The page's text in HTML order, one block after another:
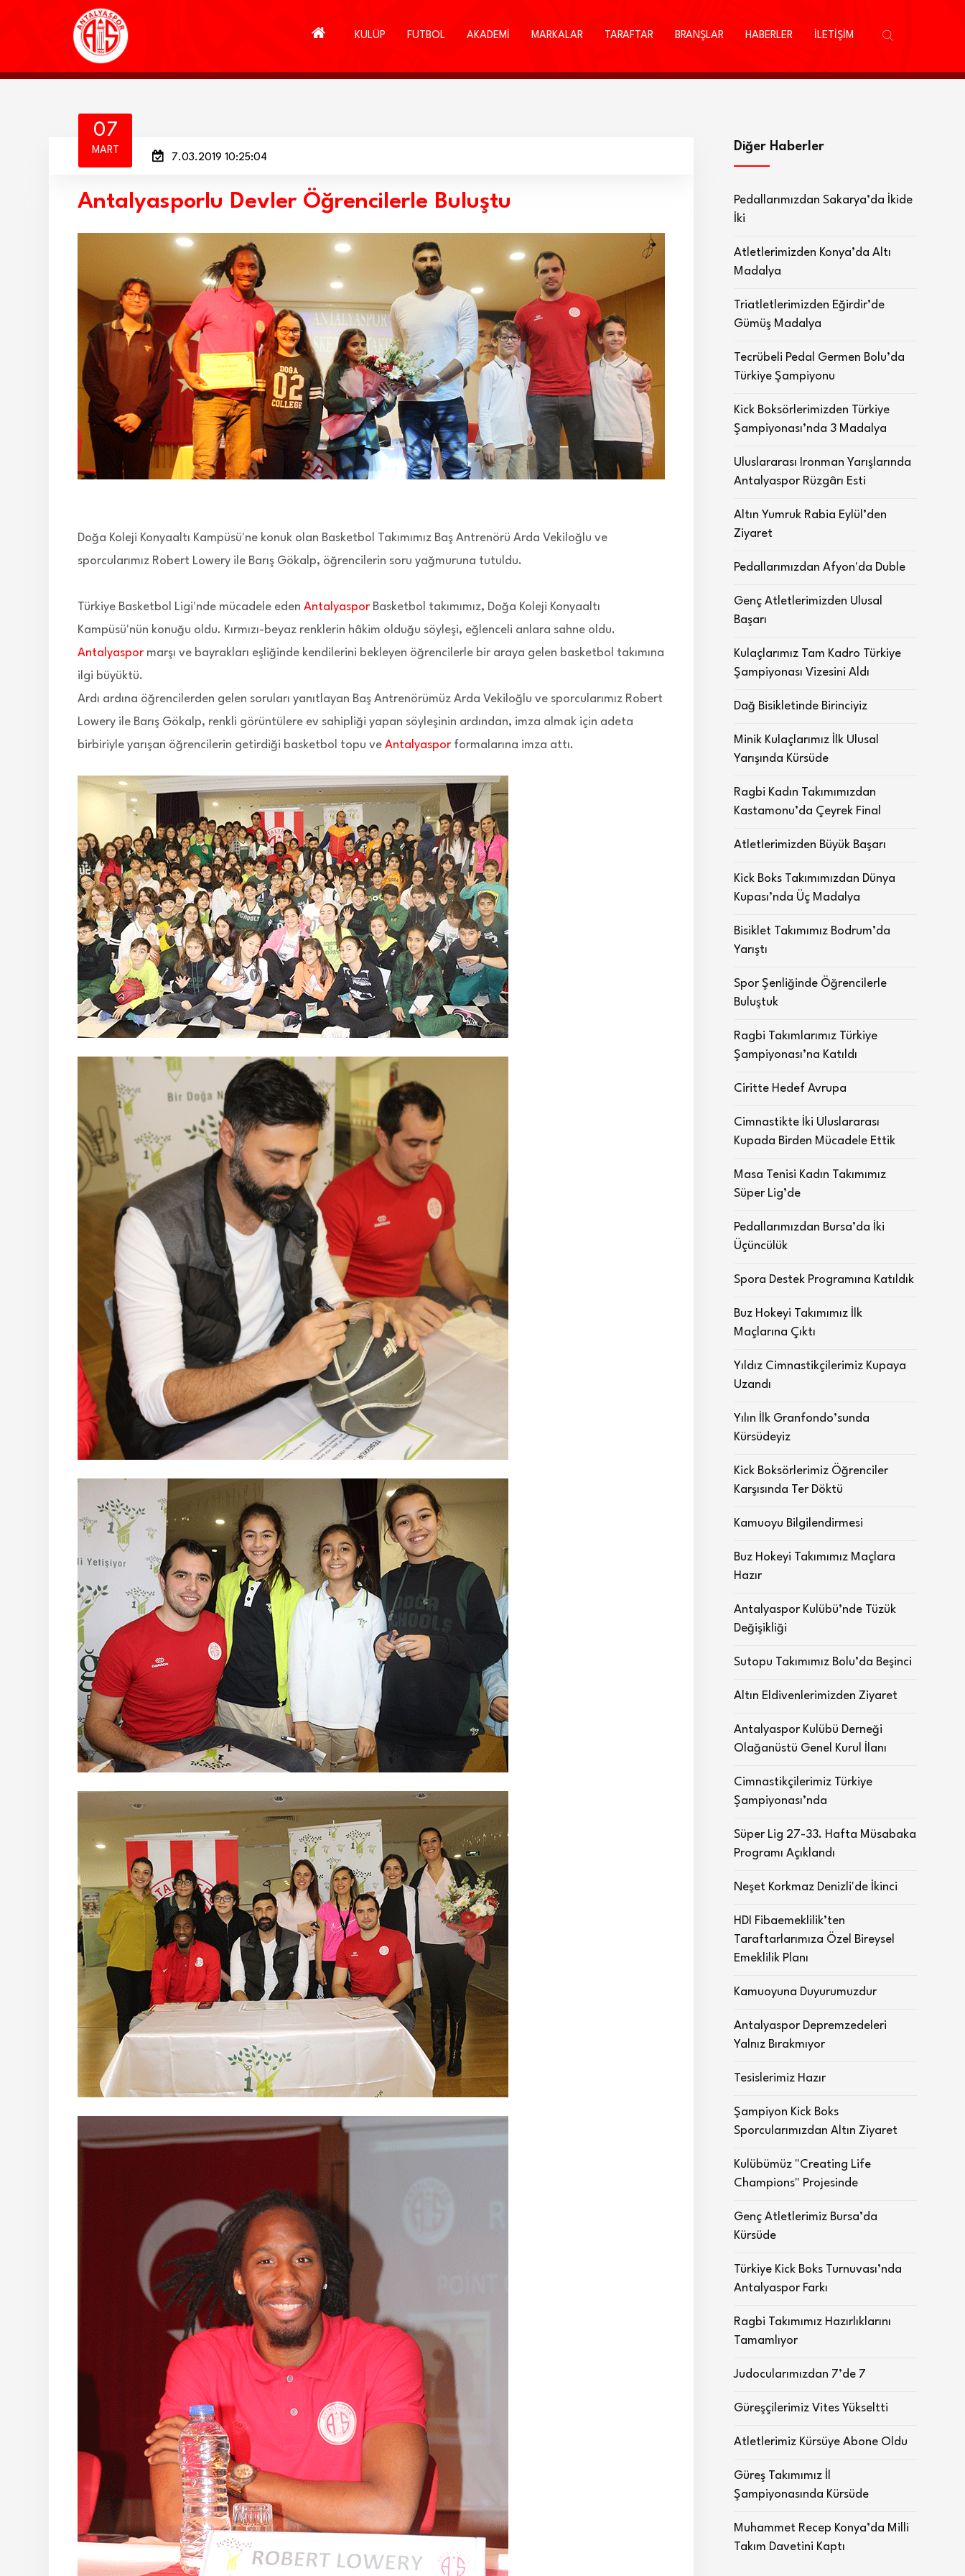
KULÜP FUTBOL AKADEMİ MARKALAR TARAFTAR BRANŞLAR HABERLER İLETİŞİM
07
MART
7.03.2019 10:25:04
Antalyasporlu Devler Öğrencilerle Buluştu
Doğa Koleji Konyaaltı Kampüsü'ne konuk olan Basketbol Takımımız Baş Antrenörü Arda Vekiloğlu ve
sporcularımız Robert Lowery ile Barış Gökalp, öğrencilerin soru yağmuruna tutuldu.
Türkiye Basketbol Ligi'nde mücadele eden Antalyaspor Basketbol takımımız, Doğa Koleji Konyaaltı
Kampüsü'nün konuğu oldu. Kırmızı-beyaz renklerin hâkim olduğu söyleşi, eğlenceli anlara sahne oldu.
Antalyaspor marşı ve bayrakları eşliğinde kendilerini bekleyen öğrencilerle bir araya gelen basketbol takımına
ilgi büyüktü.
Ardı ardına öğrencilerden gelen soruları yanıtlayan Baş Antrenörümüz Arda Vekiloğlu ve sporcularımız Robert
Lowery ile Barış Gökalp, renkli görüntülere ev sahipliği yapan söyleşinin ardından, imza almak için adeta
birbiriyle yarışan öğrencilerin getirdiği basketbol topu ve Antalyaspor formalarına imza attı.
Diğer Haberler
Pedallarımızdan Sakarya’da İkide
İki
Atletlerimizden Konya’da Altı
Madalya
Triatletlerimizden Eğirdir’de
Gümüş Madalya
Tecrübeli Pedal Germen Bolu’da
Türkiye Şampiyonu
Kick Boksörlerimizden Türkiye
Şampiyonası’nda 3 Madalya
Uluslararası Ironman Yarışlarında
Antalyaspor Rüzgârı Esti
Altın Yumruk Rabia Eylül’den
Ziyaret
Pedallarımızdan Afyon'da Duble
Genç Atletlerimizden Ulusal
Başarı
Kulaçlarımız Tam Kadro Türkiye
Şampiyonası Vizesini Aldı
Dağ Bisikletinde Birinciyiz
Minik Kulaçlarımız İlk Ulusal
Yarışında Kürsüde
Ragbi Kadın Takımımızdan
Kastamonu’da Çeyrek Final
Atletlerimizden Büyük Başarı
Kick Boks Takımımızdan Dünya
Kupası’nda Üç Madalya
Bisiklet Takımımız Bodrum’da
Yarıştı
Spor Şenliğinde Öğrencilerle
Buluştuk
Ragbi Takımlarımız Türkiye
Şampiyonası’na Katıldı
Ciritte Hedef Avrupa
Cimnastikte İki Uluslararası
Kupada Birden Mücadele Ettik
Masa Tenisi Kadın Takımımız
Süper Lig’de
Pedallarımızdan Bursa’da İki
Üçüncülük
Spora Destek Programına Katıldık
Buz Hokeyi Takımımız İlk
Maçlarına Çıktı
Yıldız Cimnastikçilerimiz Kupaya
Uzandı
Yılın İlk Granfondo’sunda
Kürsüdeyiz
Kick Boksörlerimiz Öğrenciler
Karşısında Ter Döktü
Kamuoyu Bilgilendirmesi
Buz Hokeyi Takımımız Maçlara
Hazır
Antalyaspor Kulübü’nde Tüzük
Değişikliği
Sutopu Takımımız Bolu’da Beşinci
Altın Eldivenlerimizden Ziyaret
Antalyaspor Kulübü Derneği
Olağanüstü Genel Kurul İlanı
Cimnastikçilerimiz Türkiye
Şampiyonası’nda
Süper Lig 27-33. Hafta Müsabaka
Programı Açıklandı
Neşet Korkmaz Denizli'de İkinci
HDI Fibaemeklilik’ten
Taraftarlarımıza Özel Bireysel
Emeklilik Planı
Kamuoyuna Duyurumuzdur
Antalyaspor Depremzedeleri
Yalnız Bırakmıyor
Tesislerimiz Hazır
Şampiyon Kick Boks
Sporcularımızdan Altın Ziyaret
Kulübümüz "Creating Life
Champions" Projesinde
Genç Atletlerimiz Bursa’da
Kürsüde
Türkiye Kick Boks Turnuvası’nda
Antalyaspor Farkı
Ragbi Takımımız Hazırlıklarını
Tamamlıyor
Judocularımızdan 7’de 7
Güreşçilerimiz Vites Yükseltti
Atletlerimiz Kürsüye Abone Oldu
Güreş Takımımız İl
Şampiyonasında Kürsüde
Muhammet Recep Konya’da Milli
Takım Davetini Kaptı